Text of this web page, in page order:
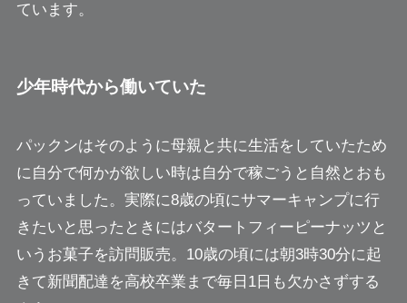
ています。
少年時代から働いていた
パックンはそのように母親と共に生活をしていたため
に自分で何かが欲しい時は自分で稼ごうと自然とおも
っていました。実際に8歳の頃にサマーキャンプに行
きたいと思ったときにはバタートフィーピーナッツと
いうお菓子を訪問販売。10歳の頃には朝3時30分に起
きて新聞配達を高校卒業まで毎日1日も欠かさずする